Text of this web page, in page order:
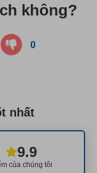
không?
0
nhất
của chúng tôi
9.9